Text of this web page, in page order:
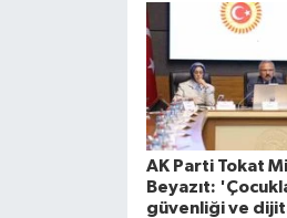
AK Parti Tokat
Beyazıt:
güvenliği ve